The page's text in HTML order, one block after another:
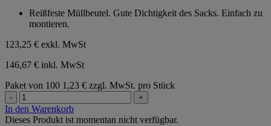
Sternen.
Reißfeste Müllbeutel. Gute Dichtigkeit des Sacks. Einfach zu
montieren.
123,25 € exkl. MwSt
146,67 € inkl. MwSt
Paket von 100 1,23 € zzgl. MwSt. pro Stück
- +
In den Warenkorb
Dieses Produkt ist momentan nicht verfügbar.